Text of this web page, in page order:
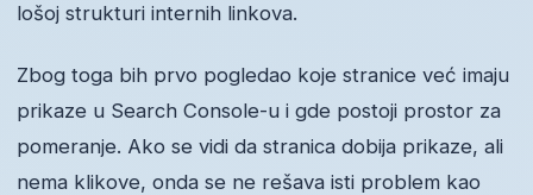
lošoj strukturi internih linkova.
Zbog toga bih prvo pogledao koje stranice već imaju
prikaze u Search Console-u i gde postoji prostor za
pomeranje. Ako se vidi da stranica dobija prikaze, ali
nema klikove, onda se ne rešava isti problem kao